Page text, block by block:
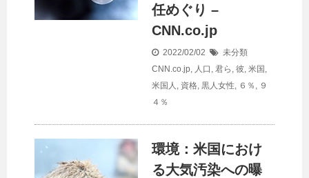
任めぐり –
CNN.co.jp
2022/02/02
未分類
CNN.co.jp, 人口 , 君ら , 彼, 米国 ,
米国人 , 資格, 黒人女性, ６％ , ９
４％
環境：米国におけ
る大気汚染への曝